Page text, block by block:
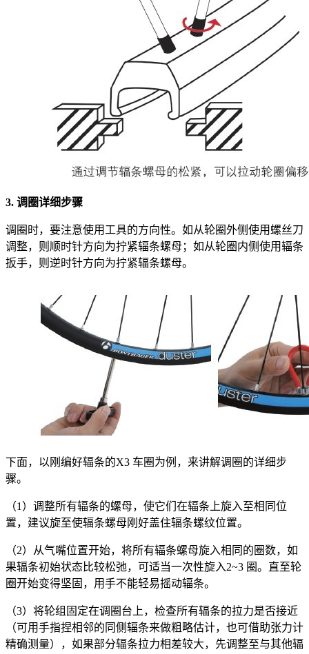
3. 调圈详细步骤
调圈时，要注意使用工具的方向性。如从轮圈外侧使用螺丝刀
调整，则顺时针方向为拧紧辐条螺母；如从轮圈内侧使用辐条
扳手，则逆时针方向为拧紧辐条螺母。
下面，以刚编好辐条的X3 车圈为例，来讲解调圈的详细步
骤。
（1）调整所有辐条的螺母，使它们在辐条上旋入至相同位
置，建议旋至使辐条螺母刚好盖住辐条螺纹位置。
（2）从气嘴位置开始，将所有辐条螺母旋入相同的圈数，如
果辐条初始状态比较松弛，可适当一次性旋入2~3 圈。直至轮
圈开始变得坚固，用手不能轻易摇动辐条。
（3）将轮组固定在调圈台上，检查所有辐条的拉力是否接近
（可用手指捏相邻的同侧辐条来做粗略估计，也可借助张力计
精确测量），如果部分辐条拉力相差较大，先调整至与其他辐